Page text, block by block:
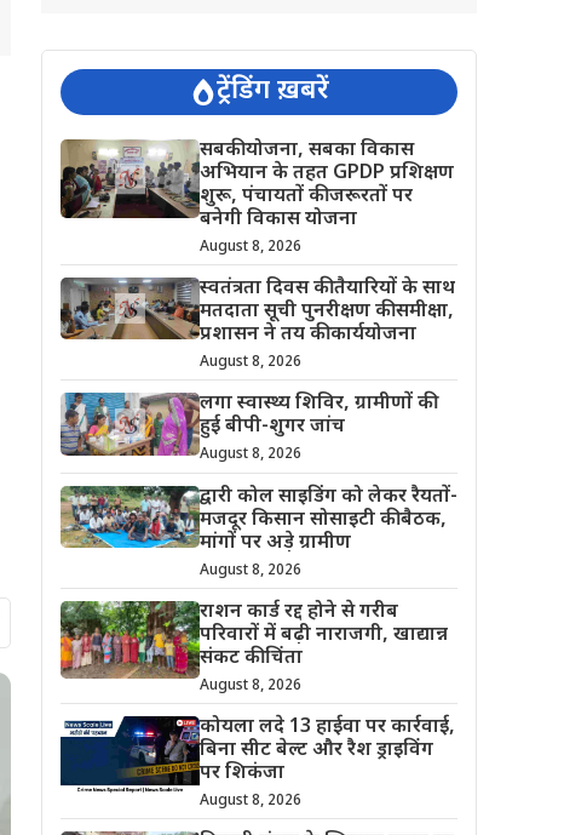
ट्रेंडिंग ख़बरें
सबकी योजना, सबका विकास
अभियान के तहत GPDP प्रशिक्षण
शुरू, पंचायतों की जरूरतों पर
बनेगी विकास योजना
August 8, 2026
स्वतंत्रता दिवस की तैयारियों के साथ
मतदाता सूची पुनरीक्षण की समीक्षा,
प्रशासन ने तय की कार्ययोजना
August 8, 2026
लगा स्वास्थ्य शिविर, ग्रामीणों की
हुई बीपी-शुगर जांच
August 8, 2026
द्वारी कोल साइडिंग को लेकर रैयतों-
मजदूर किसान सोसाइटी की बैठक,
मांगों पर अड़े ग्रामीण
August 8, 2026
राशन कार्ड रद्द होने से गरीब
परिवारों में बढ़ी नाराजगी, खाद्यान्न
संकट की चिंता
August 8, 2026
कोयला लदे 13 हाईवा पर कार्रवाई,
बिना सीट बेल्ट और रैश ड्राइविंग
पर शिकंजा
August 8, 2026